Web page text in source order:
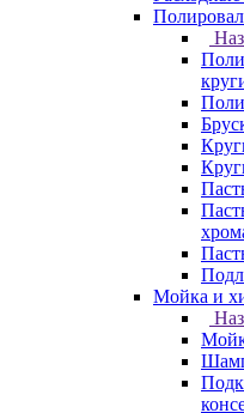
Мойка и